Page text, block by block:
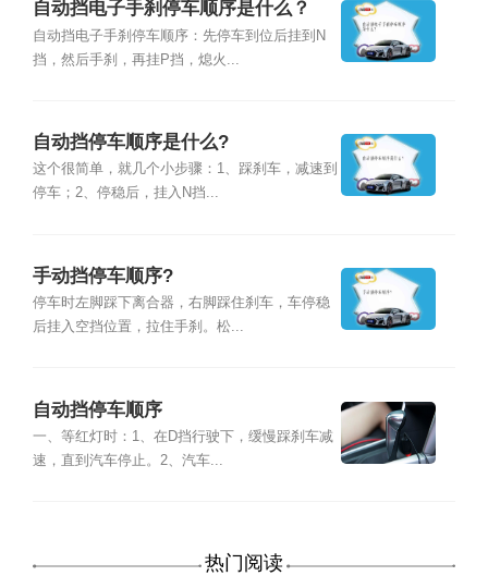
自动挡电子手刹停车顺序是什么？
自动挡电子手刹停车顺序：先停车到位后挂到N
挡，然后手刹，再挂P挡，熄火...
自动挡停车顺序是什么?
这个很简单，就几个小步骤：1、踩刹车，减速到
停车；2、停稳后，挂入N挡...
手动挡停车顺序?
停车时左脚踩下离合器，右脚踩住刹车，车停稳
后挂入空挡位置，拉住手刹。松...
自动挡停车顺序
一、等红灯时：1、在D挡行驶下，缓慢踩刹车减
速，直到汽车停止。2、汽车...
热门阅读